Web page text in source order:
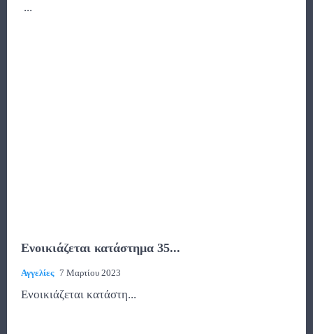
...
Ενοικιάζεται κατάστημα 35...
Αγγελίες 7 Μαρτίου 2023
Ενοικιάζεται κατάστη...